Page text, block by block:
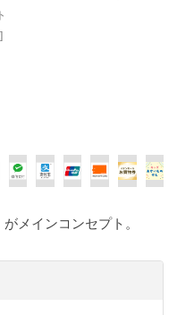
メインコンセプト。